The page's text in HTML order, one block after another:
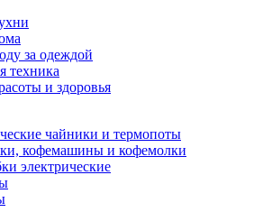
за одеждой
техника
и здоровья
чайники и термопоты
кофемашины и кофемолки
электрические